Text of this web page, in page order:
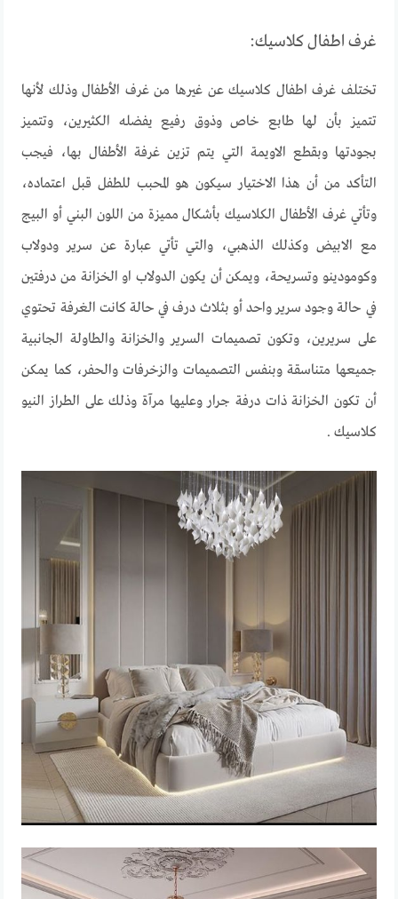
غرف اطفال كلاسيك:
تختلف غرف اطفال كلاسيك عن غيرها من غرف الأطفال وذلك لأنها
تتميز بأن لها طابع خاص وذوق رفيع يفضله الكثيرين، وتتميز
بجودتها وبقطع الاويمة التي يتم تزين غرفة الأطفال بها، فيجب
التأكد من أن هذا الاختيار سيكون هو المحبب للطفل قبل اعتماده،
وتأتي غرف الأطفال الكلاسيك بأشكال مميزة من اللون البني أو البيج
مع الابيض وكذلك الذهبي، والتي تأتي عبارة عن سرير ودولاب
وكومودينو وتسريحة، ويمكن أن يكون الدولاب او الخزانة من درفتين
في حالة وجود سرير واحد أو بثلاث درف في حالة كانت الغرفة تحتوي
على سريرين، وتكون تصميمات السرير والخزانة والطاولة الجانبية
جميعها متناسقة وبنفس التصميمات والزخرفات والحفر، كما يمكن
أن تكون الخزانة ذات درفة جرار وعليها مرآة وذلك على الطراز النيو
كلاسيك .